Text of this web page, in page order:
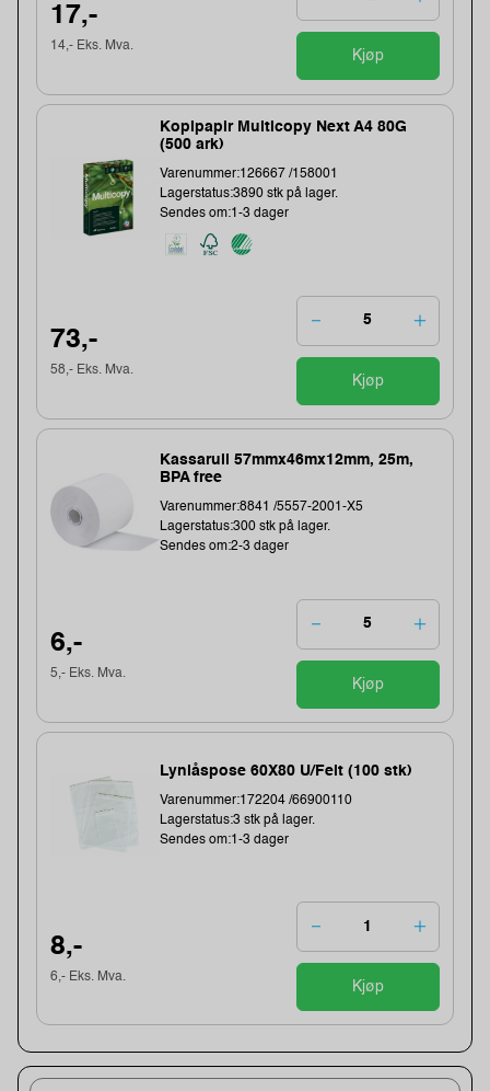
17,-
14,- Eks. Mva.
Kjøp
Kopipapir Multicopy Next A4 80G
(500 ark)
Varenummer:126667 /158001
Lagerstatus:3890 stk på lager.
Sendes om:1-3 dager
73,-
58,- Eks. Mva.
Kjøp
Kassarull 57mmx46mx12mm, 25m,
BPA free
Varenummer:8841 /5557-2001-X5
Lagerstatus:300 stk på lager.
Sendes om:2-3 dager
6,-
5,- Eks. Mva.
Kjøp
Lynlåspose 60X80 U/Felt (100 stk)
Varenummer:172204 /66900110
Lagerstatus:3 stk på lager.
Sendes om:1-3 dager
8,-
6,- Eks. Mva.
Kjøp